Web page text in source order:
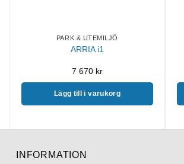
PARK & UTEMILJÖ
ARRIA i1
7 670 kr
Lägg till i varukorg
INFORMATION